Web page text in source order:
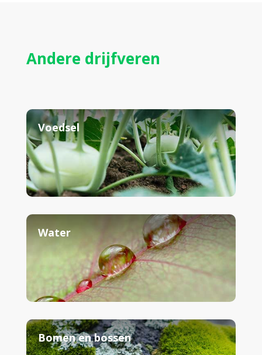
Andere drijfveren
Voedsel
Water
Bomen en bossen